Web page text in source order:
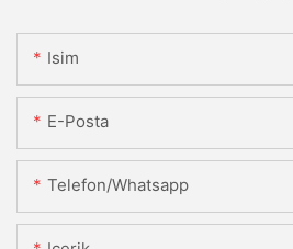
Isim
E-Posta
Telefon/whatsapp